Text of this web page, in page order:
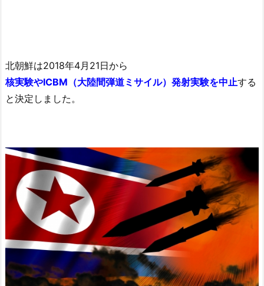
北朝鮮は2018年4月21日から
核実験やICBM（大陸間弾道ミサイル）発射実験を中止する
と決定しました。